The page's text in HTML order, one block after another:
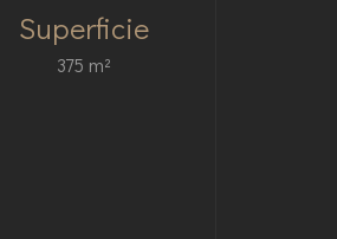
Superficie
375 m²